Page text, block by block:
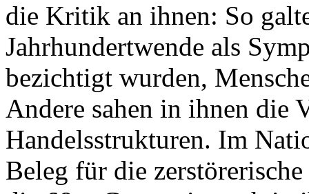
die Kritik an ihnen: So
Jahrhundertwende als
bezichtigt wurden,
Andere sahen in ihnen die
Handelsstrukturen. Im
Beleg für die